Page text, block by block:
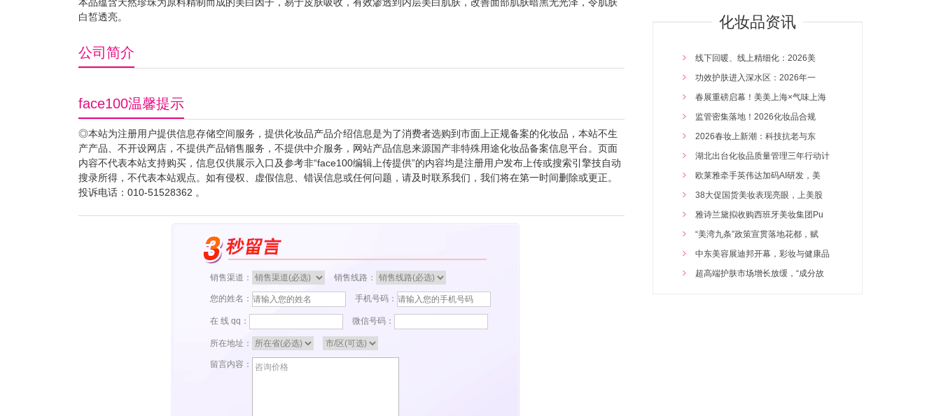
白皙透亮。
公司简介
face100温馨提示
◎本站为注册用户提供信息存储空间服务，提供化妆品产品介绍信息是为了消费者选购到市面上正规备案的化妆品，本站不生
产产品、不开设网店，不提供产品销售服务，不提供中介服务，网站产品信息来源国产非特殊用途化妆品备案信息平台。页面
内容不代表本站支持购买，信息仅供展示入口及参考非“face100编辑上传提供”的内容均是注册用户发布上传或搜索引擎技自动
搜录所得，不代表本站观点。如有侵权、虚假信息、错误信息或任何问题，请及时联系我们，我们将在第一时间删除或更正。
投诉电话：010-51528362 。
销售渠道： 销售线路：
您的姓名： 手机号码：
在 线 qq： 微信号码：
所在地址：
留言内容：
媚兰百合花透肤雪颜乳液
媚兰莲花补水润颜营养液
媚兰东方幽香+活力胶原蛋白沐浴露
媚兰迷迭花香+牛奶精华沐浴露
吉龙人男士水润爽肤水
吉龙人男士水润造型啫哩
吉龙人男士系列 男士去油光洁面乳
咪咪贝贝宝宝洗衣液
咪咪贝贝健康护齿牙膏
咪咪贝贝宝宝爽身粉
咪咪贝贝宝宝倍护润肤露
媚兰宝宝嫩肤霜
咪咪贝贝宝宝洗发精
化妆品资讯
线下回暖、线上精细化：2026美
2026/4/14 16:47:35
功效护肤进入深水区：2026年一
2026/4/14 16:46:53
春展重磅启幕！美美上海×气味上海
2026/4/14 16:46:07
监管密集落地！2026化妆品合规
2026/4/14 16:45:17
2026春妆上新潮：科技抗老与东
2026/4/14 16:44:23
湖北出台化妆品质量管理三年行动计
2026/3/24 16:32:05
欧莱雅牵手英伟达加码AI研发，美
2026/3/24 16:30:30
38大促国货美妆表现亮眼，上美股
2026/3/24 16:29:32
雅诗兰黛拟收购西班牙美妆集团Pu
2026/3/24 16:28:41
“美湾九条”政策宣贯落地花都，赋
2026/3/24 16:27:51
中东美容展迪邦开幕，彩妆与健康品
2025/10/27 19:18:49
超高端护肤市场增长放缓，“成分故